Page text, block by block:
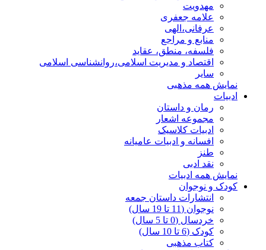
مهدویت
علامه جعفری
عرفانی،الهی
منابع و مراجع
فلسفه، منطق، عقاید
اقتصاد و مدیریت اسلامی،روانشناسی اسلامی
سایر
نمایش همه مذهبی
ادبیات
رمان و داستان
مجموعه اشعار
ادبیات کلاسیک
افسانه و ادبیات عامیانه
طنز
نقد ادبی
نمایش همه ادبیات
کودک و نوجوان
انتشارات داستان جمعه
نوجوان (11 تا 19 سال)
خردسال (0 تا 5 سال)
کودک (6 تا 10 سال)
کتاب مذهبی